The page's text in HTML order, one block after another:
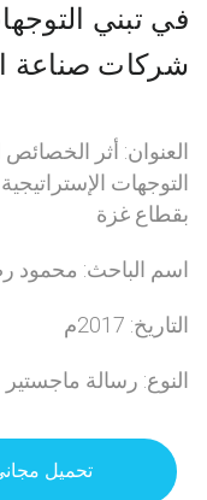
في تبني
شركات صناعة
العنوان: أثر الخصائص
التوجهات
بقطاع غزة
اسم الباحث: محمود
التاريخ: 2017م
النوع: رسالة ماجستير
تحميل